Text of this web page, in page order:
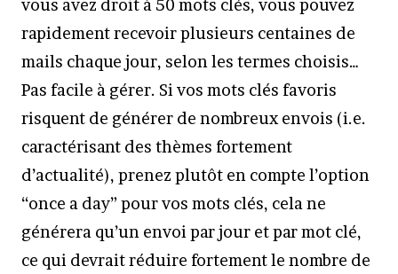
vous avez droit à 50 mots clés, vous pouvez
rapidement recevoir plusieurs centaines de
mails chaque jour, selon les termes choisis…
Pas facile à gérer. Si vos mots clés favoris
risquent de générer de nombreux envois (i.e.
caractérisant des thèmes fortement
d’actualité), prenez plutôt en compte l’option
“once a day” pour vos mots clés, cela ne
générera qu’un envoi par jour et par mot clé,
ce qui devrait réduire fortement le nombre de